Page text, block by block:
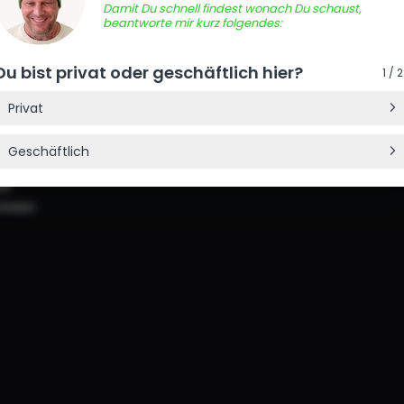
Damit Du schnell findest wonach Du schaust,
beantworte mir kurz folgendes:
bist privat oder geschäftlich hier? 1 / 2
Privat
Geschäftlich